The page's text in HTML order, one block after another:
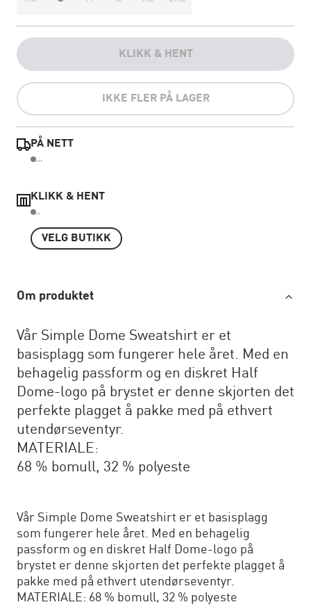
KLIKK & HENT
IKKE FLER PÅ LAGER
PÅ NETT
...
KLIKK & HENT
..
VELG BUTIKK
Om produktet
Vår Simple Dome Sweatshirt er et
basisplagg som fungerer hele året. Med en
behagelig passform og en diskret Half
Dome-logo på brystet er denne skjorten det
perfekte plagget å pakke med på ethvert
utendørseventyr.
MATERIALE:
68 % bomull, 32 % polyeste
Vår Simple Dome Sweatshirt er et basisplagg
som fungerer hele året. Med en behagelig
passform og en diskret Half Dome-logo på
brystet er denne skjorten det perfekte plagget å
pakke med på ethvert utendørseventyr.
MATERIALE: 68 % bomull, 32 % polyeste